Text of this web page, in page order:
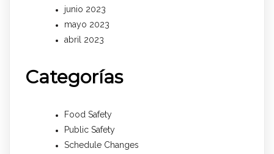
junio 2023
mayo 2023
abril 2023
Categorías
Food Safety
Public Safety
Schedule Changes